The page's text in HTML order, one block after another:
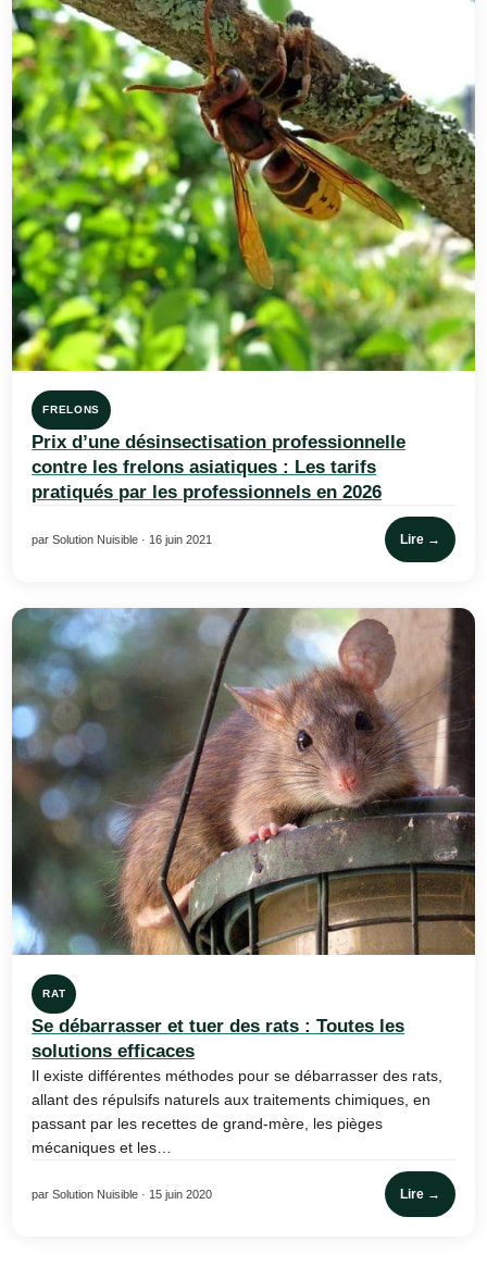
FRELONS
Prix d’une désinsectisation professionnelle
contre les frelons asiatiques : Les tarifs
pratiqués par les professionnels en 2026
par Solution Nuisible · 16 juin 2021 Lire →
RAT
Se débarrasser et tuer des rats : Toutes les
solutions efficaces
Il existe différentes méthodes pour se débarrasser des rats,
allant des répulsifs naturels aux traitements chimiques, en
passant par les recettes de grand-mère, les pièges
mécaniques et les…
par Solution Nuisible · 15 juin 2020 Lire →